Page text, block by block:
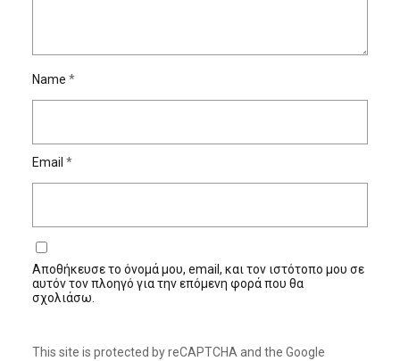
Name *
Email *
Αποθήκευσε το όνομά μου, email, και τον ιστότοπο μου σε
αυτόν τον πλοηγό για την επόμενη φορά που θα
σχολιάσω.
This site is protected by reCAPTCHA and the Google